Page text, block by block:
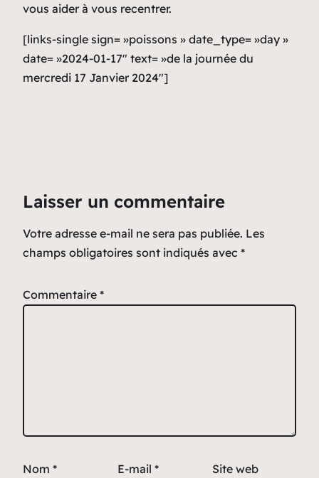
vous aider à vous recentrer.
[links-single sign= »poissons » date_type= »day »
date= »2024-01-17″ text= »de la journée du
mercredi 17 Janvier 2024″]
Laisser un commentaire
Votre adresse e-mail ne sera pas publiée. Les
champs obligatoires sont indiqués avec *
Commentaire *
Nom * E-mail * Site web